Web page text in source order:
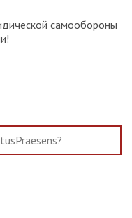
самообороны